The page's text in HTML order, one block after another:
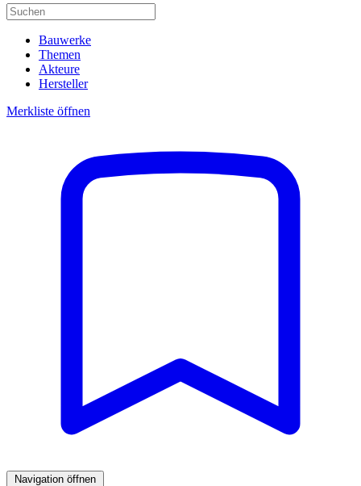
Bauwerke
Themen
Akteure
Hersteller
Merkliste öffnen
Navigation öffnen